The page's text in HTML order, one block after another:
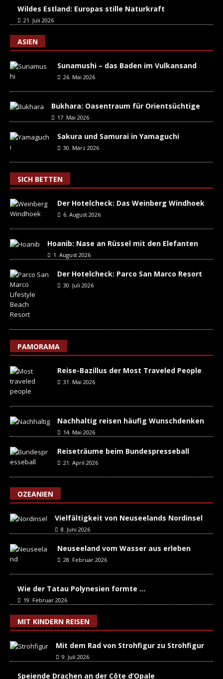
Wildes Estland: Europas stille Naturkraft
21. Juli 2026
ASIEN
Sunamushi – das Baden im Vulkansand
26. Mai 2026
Bukhara: Oasentraum für Orientsüchtige
17. Mai 2026
Sakura und Samurai in Yamaguchi
30. März 2026
SICH BETTEN
Der Hotelcheck: Das Weinberg Windhoek
6. August 2026
Hoanib: Nase an Rüssel mit den Elefanten
1. August 2026
Der Hotelcheck: Parco San Marco Resort
30. Juli 2026
PAMORAMA
Reise-Bazillus der Most Traveled People
31. Mai 2026
Nachhaltig reisen häufig Wunschdenken
14. Mai 2026
Reiseträume beim Bundespresseball
21. April 2026
OZEANIEN
Vielfältigkeit von Neuseelands Nordinsel
8. Juni 2026
Neuseeland vom Wasser aus erleben
28. Februar 2026
Wie der Tatau Polynesien formte …
19. Februar 2026
MIT KINDERN REISEN
Mit dem Rad von Strohfigur zu Strohfigur
9. Juli 2026
Speiende Drachen an der Côte d’Opale